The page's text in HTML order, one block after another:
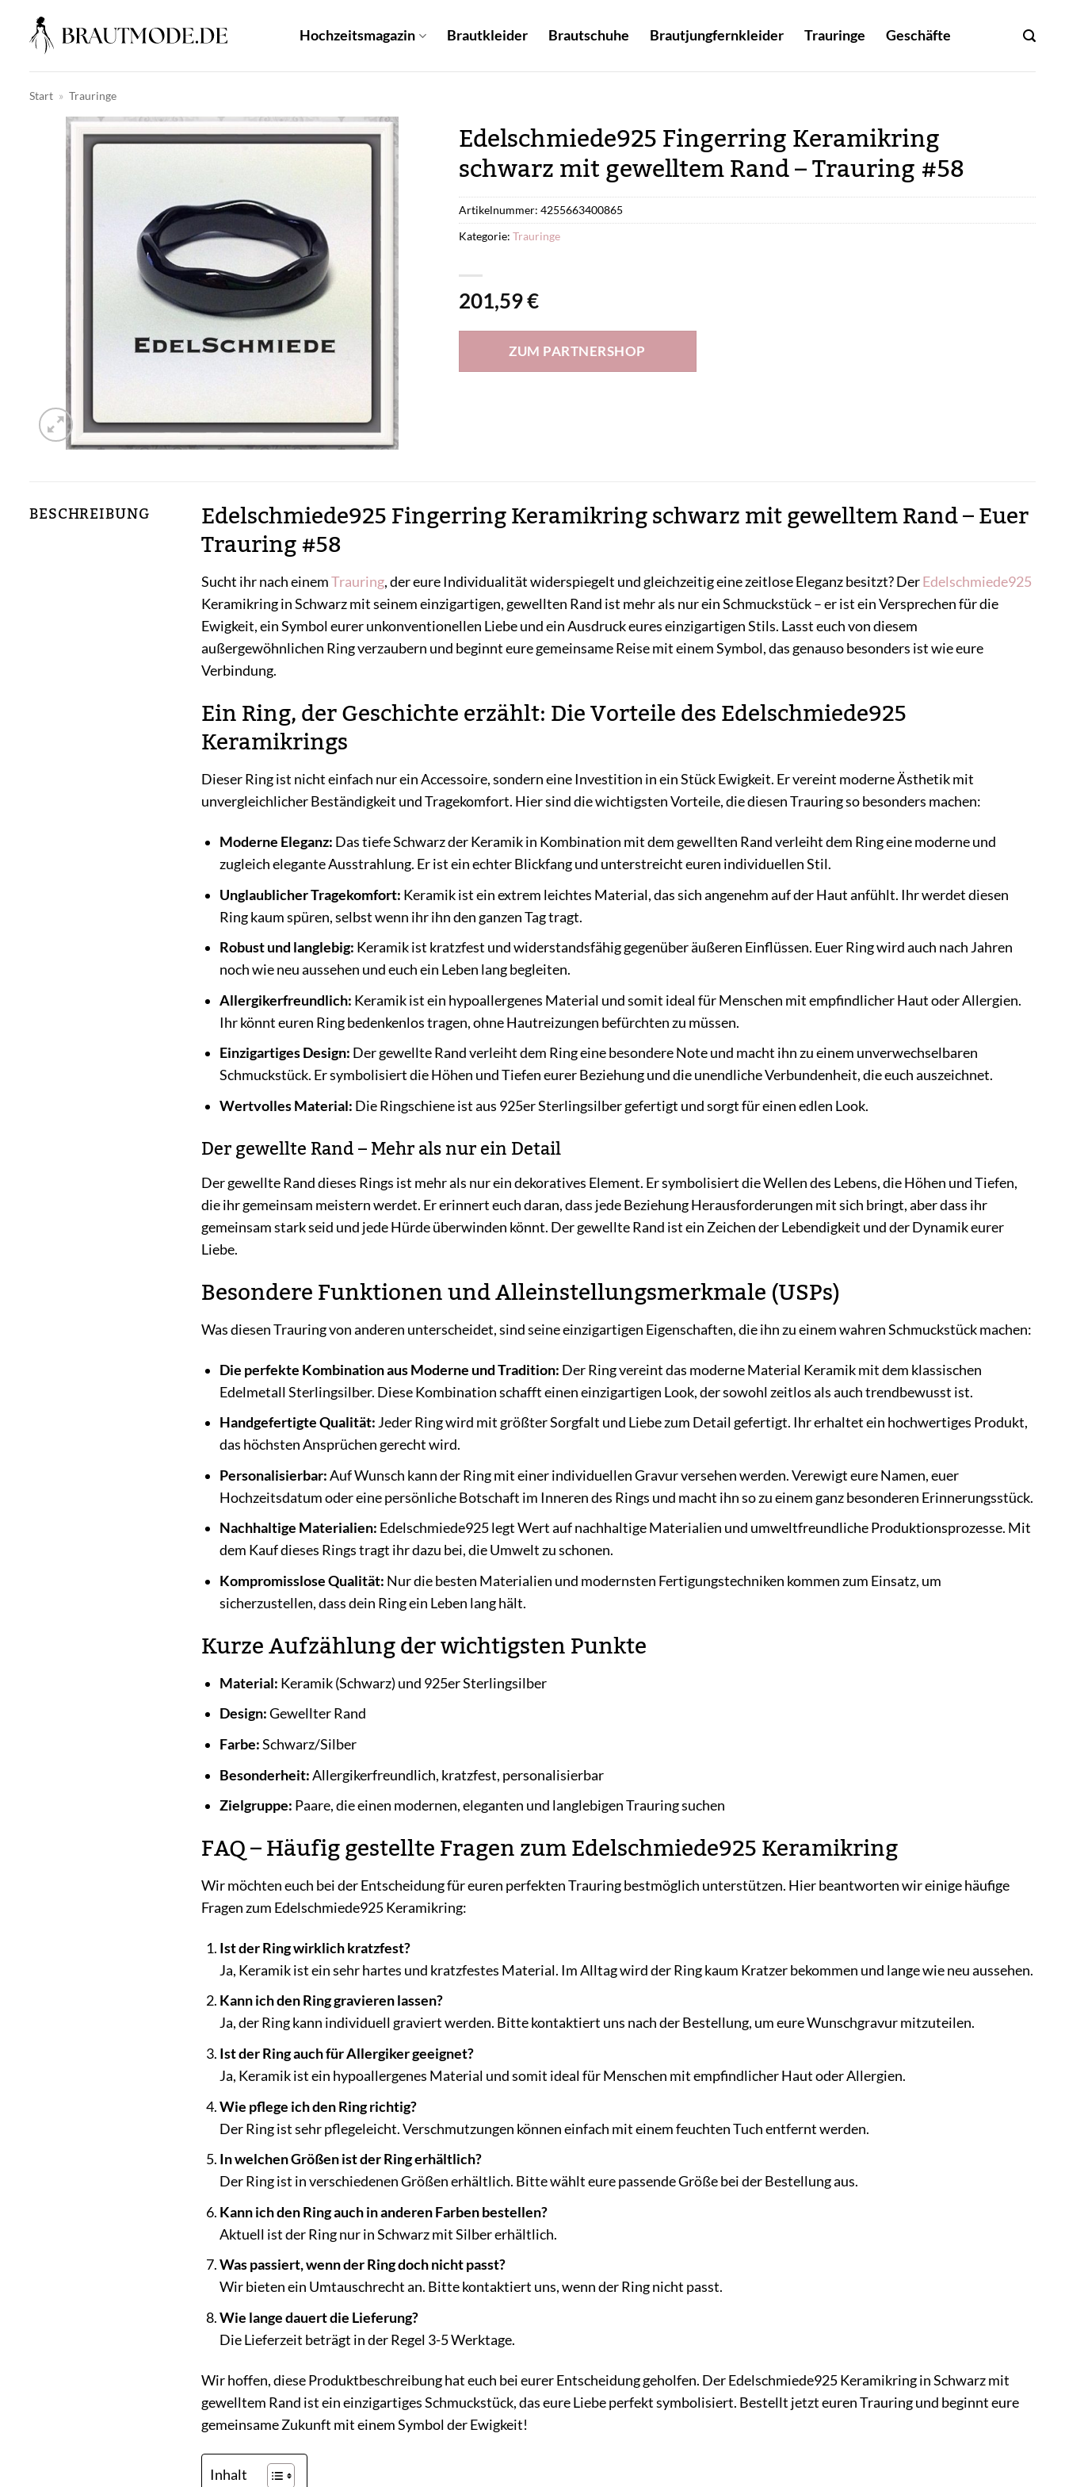
Inhalt
springen
Hochzeitsmagazin Brautkleider Brautschuhe Brautjungfernkleider Trauringe Geschäfte
Start » Trauringe
Edelschmiede925 Fingerring Keramikring
schwarz mit gewelltem Rand – Trauring #58
201,59€
ZUM PARTNERSHOP
Artikelnummer: 4255663400865
Kategorie: Trauringe
BESCHREIBUNG Edelschmiede925 Fingerring Keramikring schwarz mit gewelltem Rand – Euer
Trauring #58
Sucht ihr nach einemTrauring, der eure Individualität widerspiegelt und gleichzeitig eine zeitlose Eleganz besitzt? DerEdelschmiede925
Keramikring in Schwarz mit seinem einzigartigen, gewellten Rand ist mehr als nur ein Schmuckstück – er ist ein Versprechen für die
Ewigkeit, ein Symbol eurer unkonventionellen Liebe und ein Ausdruck eures einzigartigen Stils. Lasst euch von diesem
außergewöhnlichen Ring verzaubern und beginnt eure gemeinsame Reise mit einem Symbol, das genauso besonders ist wie eure
Verbindung.
Ein Ring, der Geschichte erzählt: Die Vorteile des Edelschmiede925
Keramikrings
Dieser Ring ist nicht einfach nur ein Accessoire, sondern eine Investition in ein Stück Ewigkeit. Er vereint moderne Ästhetik mit
unvergleichlicher Beständigkeit und Tragekomfort. Hier sind die wichtigsten Vorteile, die diesen Trauring so besonders machen:
Moderne Eleganz: Das tiefe Schwarz der Keramik in Kombination mit dem gewellten Rand verleiht dem Ring eine moderne und
zugleich elegante Ausstrahlung. Er ist ein echter Blickfang und unterstreicht euren individuellen Stil.
Unglaublicher Tragekomfort: Keramik ist ein extrem leichtes Material, das sich angenehm auf der Haut anfühlt. Ihr werdet diesen
Ring kaum spüren, selbst wenn ihr ihn den ganzen Tag tragt.
Robust und langlebig: Keramik ist kratzfest und widerstandsfähig gegenüber äußeren Einflüssen. Euer Ring wird auch nach Jahren
noch wie neu aussehen und euch ein Leben lang begleiten.
Allergikerfreundlich: Keramik ist ein hypoallergenes Material und somit ideal für Menschen mit empfindlicher Haut oder Allergien.
Ihr könnt euren Ring bedenkenlos tragen, ohne Hautreizungen befürchten zu müssen.
Einzigartiges Design: Der gewellte Rand verleiht dem Ring eine besondere Note und macht ihn zu einem unverwechselbaren
Schmuckstück. Er symbolisiert die Höhen und Tiefen eurer Beziehung und die unendliche Verbundenheit, die euch auszeichnet.
Wertvolles Material: Die Ringschiene ist aus 925er Sterlingsilber gefertigt und sorgt für einen edlen Look.
Der gewellte Rand – Mehr als nur ein Detail
Der gewellte Rand dieses Rings ist mehr als nur ein dekoratives Element. Er symbolisiert die Wellen des Lebens, die Höhen und Tiefen,
die ihr gemeinsam meistern werdet. Er erinnert euch daran, dass jede Beziehung Herausforderungen mit sich bringt, aber dass ihr
gemeinsam stark seid und jede Hürde überwinden könnt. Der gewellte Rand ist ein Zeichen der Lebendigkeit und der Dynamik eurer
Liebe.
Besondere Funktionen und Alleinstellungsmerkmale (USPs)
Was diesen Trauring von anderen unterscheidet, sind seine einzigartigen Eigenschaften, die ihn zu einem wahren Schmuckstück machen:
Die perfekte Kombination aus Moderne und Tradition: Der Ring vereint das moderne Material Keramik mit dem klassischen
Edelmetall Sterlingsilber. Diese Kombination schafft einen einzigartigen Look, der sowohl zeitlos als auch trendbewusst ist.
Handgefertigte Qualität:Jeder Ring wird mit größter Sorgfalt und Liebe zum Detail gefertigt. Ihr erhaltet ein hochwertiges Produkt,
das höchsten Ansprüchen gerecht wird.
Personalisierbar:Auf Wunsch kann der Ring mit einer individuellen Gravur versehen werden. Verewigt eure Namen, euer
Hochzeitsdatum oder eine persönliche Botschaft im Inneren des Rings und macht ihn so zu einem ganz besonderen Erinnerungsstück.
Nachhaltige Materialien: Edelschmiede925 legt Wert auf nachhaltige Materialien und umweltfreundliche Produktionsprozesse. Mit
dem Kauf dieses Rings tragt ihr dazu bei, die Umwelt zu schonen.
Kompromisslose Qualität: Nur die besten Materialien und modernsten Fertigungstechniken kommen zum Einsatz, um
sicherzustellen, dass dein Ring ein Leben lang hält.
Kurze Aufzählung der wichtigsten Punkte
Material: Keramik (Schwarz) und 925er Sterlingsilber
Design:Gewellter Rand
Farbe:Schwarz/Silber
Besonderheit:Allergikerfreundlich, kratzfest, personalisierbar
Zielgruppe: Paare, die einen modernen, eleganten und langlebigen Trauring suchen
FAQ – Häufig gestellte Fragen zum Edelschmiede925 Keramikring
Wir möchten euch bei der Entscheidung für euren perfekten Trauring bestmöglich unterstützen. Hier beantworten wir einige häufige
Fragen zum Edelschmiede925 Keramikring:
Ist der Ring wirklich kratzfest?
Ja, Keramik ist ein sehr hartes und kratzfestes Material. Im Alltag wird der Ring kaum Kratzer bekommen und lange wie neu aussehen.
Kann ich den Ring gravieren lassen?
Ja, der Ring kann individuell graviert werden. Bitte kontaktiert uns nach der Bestellung, um eure Wunschgravur mitzuteilen.
Ist der Ring auch für Allergiker geeignet?
Ja, Keramik ist ein hypoallergenes Material und somit ideal für Menschen mit empfindlicher Haut oder Allergien.
Wie pflege ich den Ring richtig?
Der Ring ist sehr pflegeleicht. Verschmutzungen können einfach mit einem feuchten Tuch entfernt werden.
In welchen Größen ist der Ring erhältlich?
Der Ring ist in verschiedenen Größen erhältlich. Bitte wählt eure passende Größe bei der Bestellung aus.
Kann ich den Ring auch in anderen Farben bestellen?
Aktuell ist der Ring nur in Schwarz mit Silber erhältlich.
Was passiert, wenn der Ring doch nicht passt?
Wir bieten ein Umtauschrecht an. Bitte kontaktiert uns, wenn der Ring nicht passt.
Wie lange dauert die Lieferung?
Die Lieferzeit beträgt in der Regel 3-5 Werktage.
Wir hoffen, diese Produktbeschreibung hat euch bei eurer Entscheidung geholfen. Der Edelschmiede925 Keramikring in Schwarz mit
gewelltem Rand ist ein einzigartiges Schmuckstück, das eure Liebe perfekt symbolisiert. Bestellt jetzt euren Trauring und beginnt eure
gemeinsame Zukunft mit einem Symbol der Ewigkeit!
Inhalt